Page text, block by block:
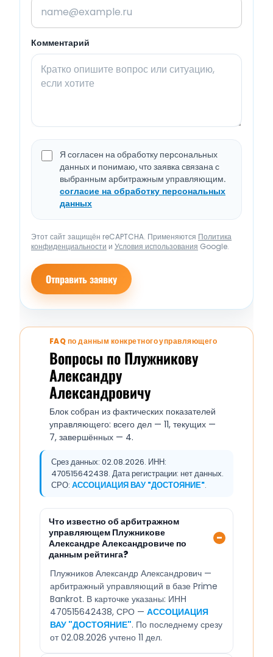
Комментарий
Я согласен на обработку персональных
данных и понимаю, что заявка связана с
выбранным арбитражным управляющим.
согласие на обработку персональных
данных
Этот сайт защищён reCAPTCHA. Применяются Политика
конфиденциальности и Условия использования Google.
Отправить заявку
FAQ по данным конкретного управляющего
Вопросы по Плужникову
Александру
Александровичу
Блок собран из фактических показателей
управляющего: всего дел — 11, текущих —
7, завершённых — 4.
Срез данных: 02.08.2026. ИНН:
470515642438. Дата регистрации: нет данных.
СРО: АССОЦИАЦИЯ ВАУ "ДОСТОЯНИЕ".
Что известно об арбитражном
управляющем Плужникове
Александре Александровиче по
данным рейтинга?
Плужников Александр Александрович —
арбитражный управляющий в базе Prime
Bankrot. В карточке указаны: ИНН
470515642438, СРО — АССОЦИАЦИЯ
ВАУ "ДОСТОЯНИЕ". По последнему срезу
от 02.08.2026 учтено 11 дел.